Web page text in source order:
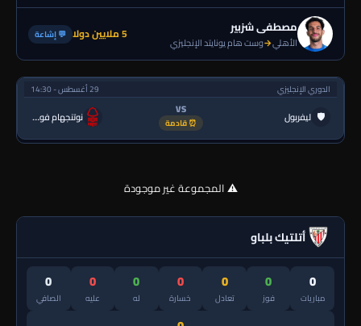
مصطفى شزبير
الأهلي→وست هام يونايتد الإنجليزي 5 ملايين دولا 💬 إشاعة
الدوري الإنجليزي 29 أغسطس - 14:30
🛡 ليفربول VS
⏰ قادمة نوتنجهام فورست
⚠️ المجموعة غير موجودة
أتلتيك بلباو
0
مباريات
0
فوز
0
تعادل
0
خسارة
0
له
0
عليه
0
الصافي